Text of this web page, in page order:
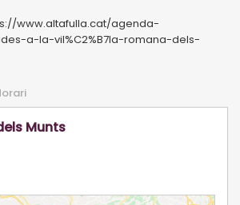
www.altafulla.cat/agenda-
a-la-vil%C2%B7la-romana-dels-
Munts